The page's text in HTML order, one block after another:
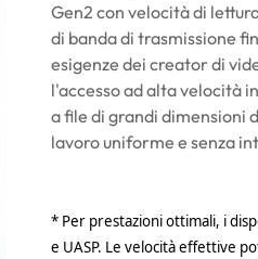
Gen2 con velocità di
di banda di trasmissione
esigenze dei creator di
l'accesso ad alta velocità
a file di grandi dimensioni
lavoro uniforme e senza
* Per prestazioni ottimali, i
e UASP. Le velocità effettive